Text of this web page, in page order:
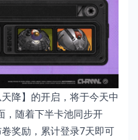
降】的开启，将于今天中
，随着下半卡池同步开
奖励，累计登录7天即可